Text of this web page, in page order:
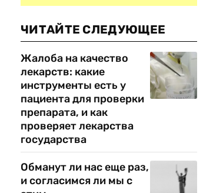
ЧИТАЙТЕ СЛЕДУЮЩЕЕ
Жалоба на качество
лекарств: какие
инструменты есть у
пациента для проверки
препарата, и как
проверяет лекарства
государства
Обманут ли нас еще раз,
и согласимся ли мы с